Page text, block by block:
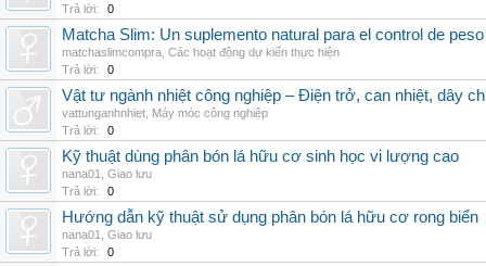
Trả lời:
0
Matcha Slim: Un suplemento natural para el control de peso
matchaslimcompra Các hoạt động dự kiến thực hiện
Trả lời:
0
Vật tư ngành nhiệt công nghiệp – Điện trở, can nhiệt, dây
vattunganhnhiet Máy móc công nghiệp
Trả lời:
0
Kỹ thuật dùng phân bón lá hữu cơ sinh học vi lượng cao
nana01
Giao lưu
Trả lời:
0
Hướng dẫn kỹ thuật sử dụng phân bón lá hữu cơ rong biển
nana01
Giao lưu
Trả lời:
0